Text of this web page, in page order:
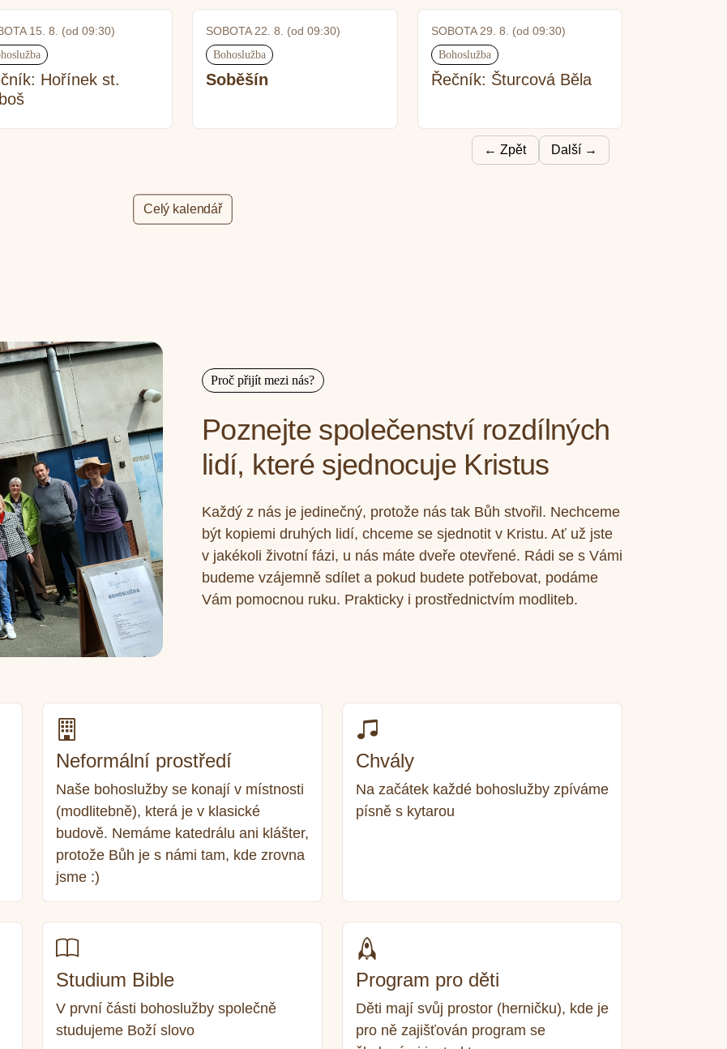
15. 8. (od 09:30)
Hořínek st.
SOBOTA 22. 8. (od 09:30)
Bohoslužba
Soběšín
SOBOTA 29. 8. (od 09:30)
Bohoslužba
Řečník: Šturcová Běla
←Zpět Další→
Celý kalendář
Proč přijít mezi nás?
Poznejte společenství rozdílných
lidí, které sjednocuje Kristus
Každý z nás je jedinečný, protože nás tak Bůh stvořil. Nechceme
být kopiemi druhých lidí, chceme se sjednotit v Kristu. Ať už jste
v jakékoli životní fázi, u nás máte dveře otevřené. Rádi se s Vámi
budeme vzájemně sdílet a pokud budete potřebovat, podáme
Vám pomocnou ruku. Prakticky i prostřednictvím modliteb.
Neformální prostředí
Naše bohoslužby se konají v místnosti
(modlitebně), která je v klasické
budově. Nemáme katedrálu ani klášter,
protože Bůh je s námi tam, kde zrovna
jsme :)
Chvály
Na začátek každé bohoslužby zpíváme
písně s kytarou
Studium Bible
V první části bohoslužby společně
studujeme Boží slovo
Program pro děti
Děti mají svůj prostor (herničku), kde je
pro ně zajišťován program se